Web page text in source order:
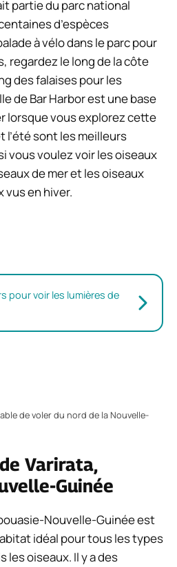
partie du parc national
d’espèces
à vélo dans le parc pour
regardez le long de la côte
des falaises pour les
de Bar Harbor est une base
lorsque vous explorez cette
l’été sont les meilleurs
vous voulez voir les oiseaux
de mer et les oiseaux
vus en hiver.
pour voir les lumières de
de voler du nord de la Nouvelle-
Varirata,
Guinée
Nouvelle-Guinée est
idéal pour tous les types
les oiseaux. Il y a des